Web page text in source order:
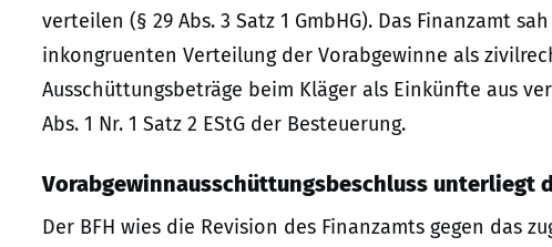
verteilen (§ 29 Abs. 3 Satz 1 GmbHG). Das Finanzamt
inkongruenten Verteilung der Vorabgewinne als
Ausschüttungsbeträge beim Kläger als Einkünfte aus
Abs. 1 Nr. 1 Satz 2 EStG der Besteuerung.
Vorabgewinnausschüttungsbeschluss unterliegt
Der BFH wies die Revision des Finanzamts gegen das